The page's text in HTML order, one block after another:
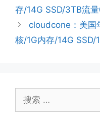
存/14G SSD/3TB流
cloudcone：美国
核/1G内存/14G SSD/
索：